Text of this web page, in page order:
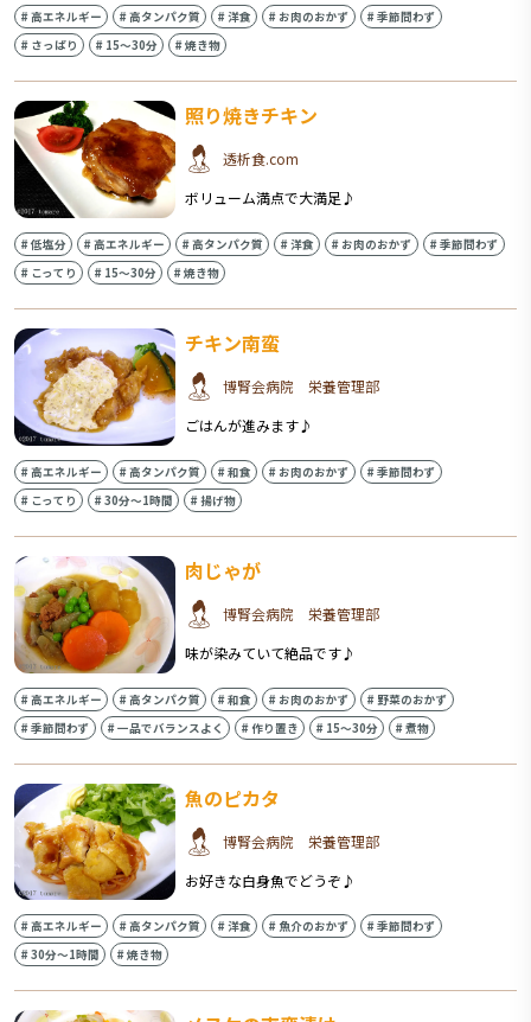
#高エネルギー #高タンパク質 #洋食 # お肉のおかず #季節問わず
# さっぱり # 15〜30分 #焼き物
照り焼きチキン
透析食.com
ボリューム満点で大満足♪
#低塩分 #高エネルギー #高タンパク質 #洋食 # お肉のおかず #季節問わず
# こってり # 15〜30分 #焼き物
チキン南蛮
博腎会病院 栄養管理部
ごはんが進みます♪
#高エネルギー #高タンパク質 #和食 # お肉のおかず #季節問わず
# こってり #30分〜1時間 #揚げ物
肉じゃが
博腎会病院 栄養管理部
味が染みていて絶品です♪
#高エネルギー #高タンパク質 #和食 # お肉のおかず # 野菜のおかず
#季節問わず #一品でバランスよく # 作り置き # 15〜30分 #煮物
魚のピカタ
博腎会病院 栄養管理部
お好きな白身魚でどうぞ♪
#高エネルギー #高タンパク質 #洋食 # 魚介のおかず #季節問わず
#30分〜1時間 #焼き物